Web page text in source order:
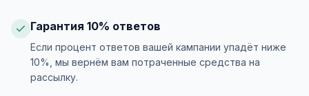
Гарантия 10% ответов
Если процент ответов вашей кампании упадёт ниже
10%, мы вернём вам потраченные средства на
рассылку.